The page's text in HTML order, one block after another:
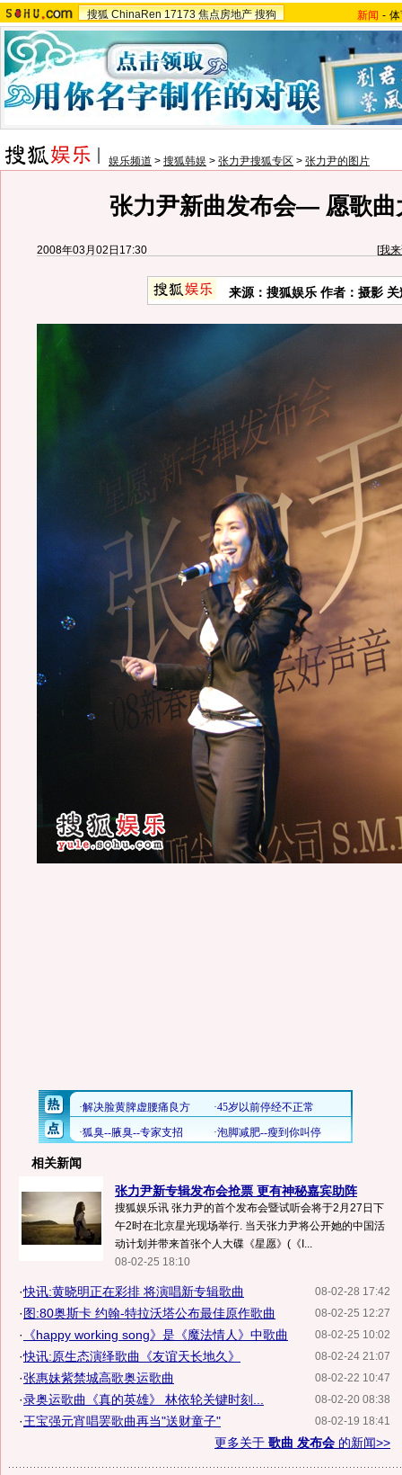
搜狐 ChinaRen 17173 焦点房地产 搜狗 新闻 -
娱乐频道 > 搜狐韩娱 > 张力尹搜狐专区 > 张力尹的图片
张力尹新曲发布会— 愿歌曲
2008年03月02日17:30 [我
来源：搜狐娱乐 作者：摄影 关
相关新闻
张力尹新专辑发布会抢票 更有神秘嘉宾助阵
搜狐娱乐讯 张力尹的首个发布会暨试听会将于2月27日下
午2时在北京星光现场举行. 当天张力尹将公开她的中国活
动计划并带来首张个人大碟《星愿》(《I...
08-02-25 18:10
08-02-28 17:42
·快讯:黄晓明正在彩排 将演唱新专辑歌曲
08-02-25 12:27
·图:80奥斯卡 约翰-特拉沃塔公布最佳原作歌曲
08-02-25 10:02
· 《happy working song》是《魔法情人》中歌曲
08-02-24 21:07
·快讯:原生态演绎歌曲《友谊天长地久》
08-02-22 10:47
·张惠妹紫禁城高歌奥运歌曲
08-02-20 08:38
·录奥运歌曲《真的英雄》 林依轮关键时刻...
08-02-19 18:41
·王宝强元宵唱罢歌曲再当"送财童子"
更多关于 歌曲 发布会 的新闻>>